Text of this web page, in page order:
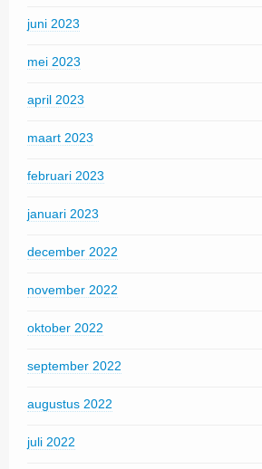
juni 2023
mei 2023
april 2023
maart 2023
februari 2023
januari 2023
december 2022
november 2022
oktober 2022
september 2022
augustus 2022
juli 2022